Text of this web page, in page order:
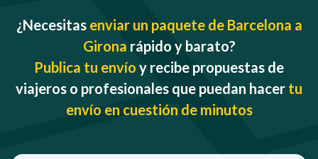
¿Necesitas enviar un paquete de Barcelona a
Girona rápido y barato?
Publica tu envío y recibe propuestas de
viajeros o profesionales que puedan hacer tu
envío en cuestión de minutos